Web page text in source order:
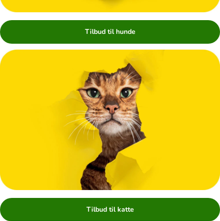
Tilbud til hunde
Tilbud til katte